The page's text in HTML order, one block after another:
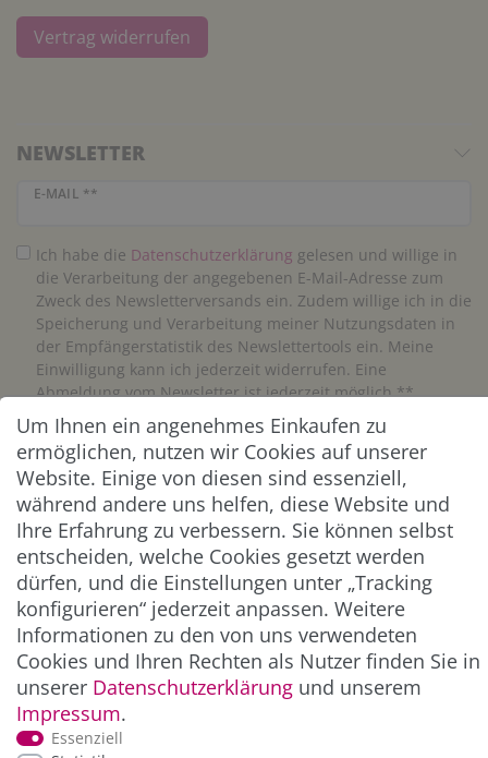
Vertrag widerrufen
NEWSLETTER
E-MAIL **
Newsletter Honig
Ich habe die Daten­schutz­erklärung gelesen und willige in
die Verarbeitung der angegebenen E-Mail-Adresse zum
Zweck des Newsletterversands ein. Zudem willige ich in die
Speicherung und Verarbeitung meiner Nutzungsdaten in
der Empfängerstatistik des Newslettertools ein. Meine
Einwilligung kann ich jederzeit widerrufen. Eine
Abmeldung vom Newsletter ist jederzeit möglich.**
Abonnieren
** Hierbei handelt es sich um ein Pflichtfeld.
ZAHLUNG & VERSAND
Um Ihnen ein angenehmes Einkaufen zu
ermöglichen, nutzen wir Cookies auf unserer
Website. Einige von diesen sind essenziell,
während andere uns helfen, diese Website und
Ihre Erfahrung zu verbessern. Sie können selbst
entscheiden, welche Cookies gesetzt werden
dürfen, und die Einstellungen unter „Tracking
konfigurieren“ jederzeit anpassen. Weitere
Informationen zu den von uns verwendeten
Cookies und Ihren Rechten als Nutzer finden Sie in
unserer Daten­schutz­erklärung und unserem
Impressum.
Essenziell